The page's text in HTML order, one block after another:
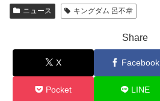
ニュース キングダム 呂不韋
Share
X Facebook
Pocket LINE